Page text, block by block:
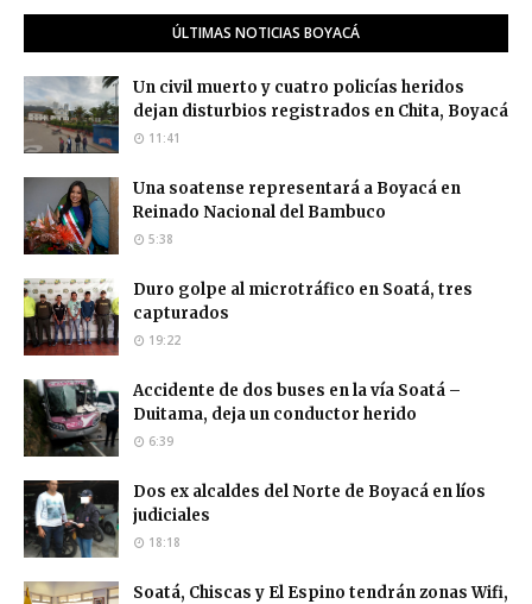
ÚLTIMAS NOTICIAS BOYACÁ
Un civil muerto y cuatro policías heridos
dejan disturbios registrados en Chita, Boyacá
11:41
Una soatense representará a Boyacá en
Reinado Nacional del Bambuco
5:38
Duro golpe al microtráfico en Soatá, tres
capturados
19:22
Accidente de dos buses en la vía Soatá –
Duitama, deja un conductor herido
6:39
Dos ex alcaldes del Norte de Boyacá en líos
judiciales
18:18
Soatá, Chiscas y El Espino tendrán zonas Wifi,